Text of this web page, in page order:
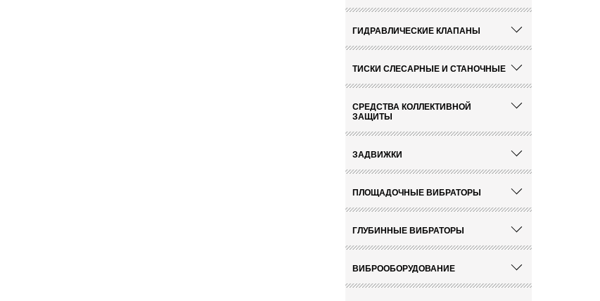
ГИДРАВЛИЧЕСКИЕ КЛАПАНЫ
ТИСКИ СЛЕСАРНЫЕ И СТАНОЧНЫЕ
СРЕДСТВА КОЛЛЕКТИВНОЙ
ЗАЩИТЫ
ЗАДВИЖКИ
ПЛОЩАДОЧНЫЕ ВИБРАТОРЫ
ГЛУБИННЫЕ ВИБРАТОРЫ
ВИБРООБОРУДОВАНИЕ